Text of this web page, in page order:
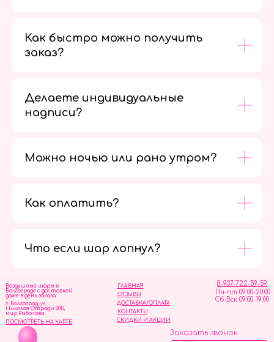
Как быстро можно получить
заказ?
Делаете индивидуальные
надписи?
Можно ночью или рано утром?
Как оплатить?
Что если шар лопнул?
ОТЗЫВЫ
ГЛАВНАЯ
ДОСТАВКА/ОПЛАТА
СКИДКИ И АКЦИИ
КОНТАКТЫ
8-937-722-59-59
Пн-пт 09:00-20:00
Сб-Вск 09:00-19:00
Воздушные шары в
Волгограде с доставкой
даже в день заказа
Заказать звонок
г. Волгоград, ул.
Николая Отрады 20Б,
мир Рыболова
ПОСМОТРЕТЬ НА КАРТЕ